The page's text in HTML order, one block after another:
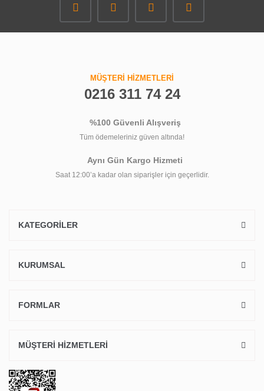
MÜŞTERİ HİZMETLERİ
0216 311 74 24
%100 Güvenli Alışveriş
Tüm ödemeleriniz güven altında!
Aynı Gün Kargo Hizmeti
Saat 12:00’a kadar olan siparişler için geçerlidir.
KATEGORİLER
KURUMSAL
FORMLAR
MÜŞTERİ HİZMETLERİ